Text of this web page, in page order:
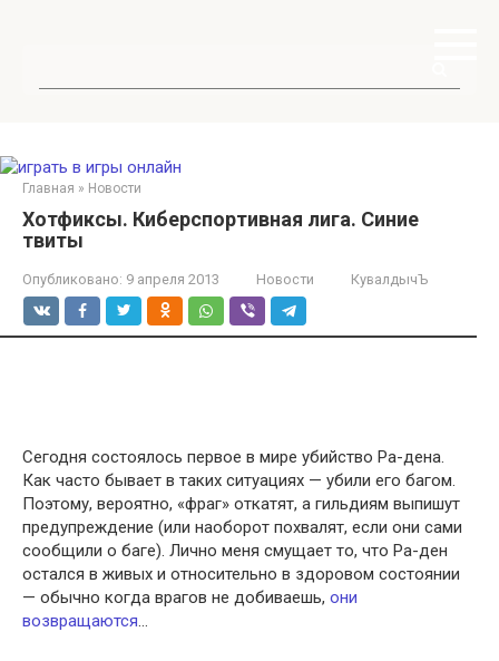
Главная » Новости
Хотфиксы. Киберспортивная лига. Синие
твиты
Опубликовано: 9 апреля 2013 Новости КувалдычЪ
Сегодня состоялось первое в мире убийство Ра-дена.
Как часто бывает в таких ситуациях — убили его багом.
Поэтому, вероятно, «фраг» откатят, а гильдиям выпишут
предупреждение (или наоборот похвалят, если они сами
сообщили о баге). Лично меня смущает то, что Ра-ден
остался в живых и относительно в здоровом состоянии
— обычно когда врагов не добиваешь, они
возвращаются…